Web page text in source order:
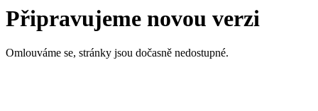
Připravujeme novou verzi
Omlouváme se, stránky jsou dočasně nedostupné.